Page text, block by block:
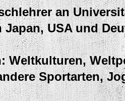
an
USA und
Weltkulturen,
Sportarten,